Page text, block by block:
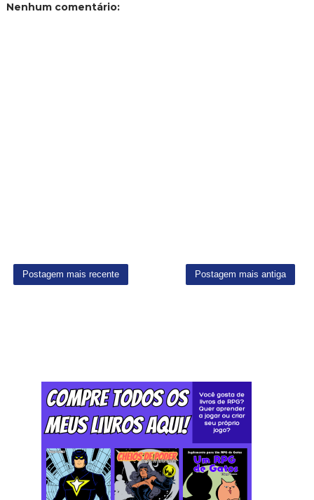
Nenhum comentário:
Postagem mais recente Postagem mais antiga